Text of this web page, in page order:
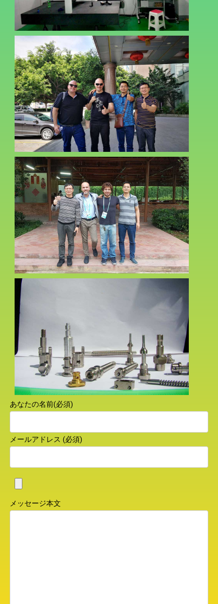
あなたの名前(必須)
メールアドレス (必須)
メッセージ本文